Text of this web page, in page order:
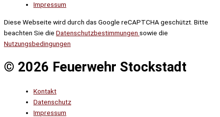
Impressum
Diese Webseite wird durch das Google reCAPTCHA geschützt. Bitte
beachten Sie die Datenschutzbestimmungen sowie die
Nutzungsbedingungen
© 2026 Feuerwehr Stockstadt
Kontakt
Datenschutz
Impressum